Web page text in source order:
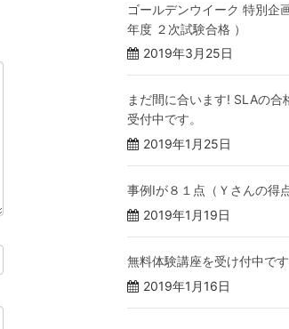
ゴールデンウイーク 特別企
年度 ２次試験合格 ）
2019年3月25日
まだ間に合います! SLAの合
受付中です。
2019年1月25日
事例Ⅰが８１点（Ｙさんの得
2019年1月19日
無料体験講座を受け付中です
2019年1月16日